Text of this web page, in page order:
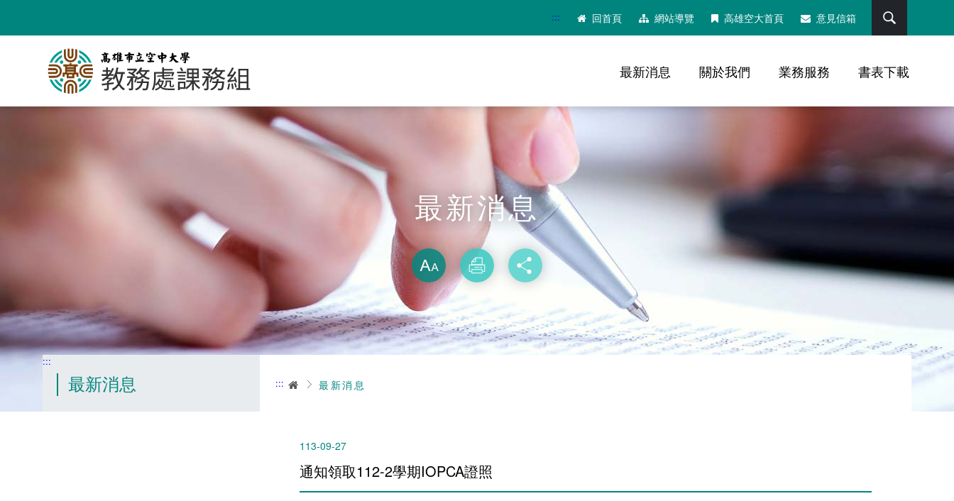
要
::: 回首頁 網站導覽 高雄空大首頁 意見信箱
最新消息 關於我們 業務服務 書表下載
最新消息
略過字型切換，社群分享工具列
放大
列印 分享
:::
最新消息 ::: 首頁最新消息
113-09-27
通知領取112-2學期IOPCA證照